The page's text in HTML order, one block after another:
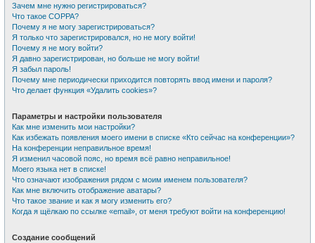
Зачем мне нужно регистрироваться?
Что такое COPPA?
Почему я не могу зарегистрироваться?
Я только что зарегистрировался, но не могу войти!
Почему я не могу войти?
Я давно зарегистрирован, но больше не могу войти!
Я забыл пароль!
Почему мне периодически приходится повторять ввод имени и пароля?
Что делает функция «Удалить cookies»?
Параметры и настройки пользователя
Как мне изменить мои настройки?
Как избежать появления моего имени в списке «Кто сейчас на конференции»?
На конференции неправильное время!
Я изменил часовой пояс, но время всё равно неправильное!
Моего языка нет в списке!
Что означают изображения рядом с моим именем пользователя?
Как мне включить отображение аватары?
Что такое звание и как я могу изменить его?
Когда я щёлкаю по ссылке «email», от меня требуют войти на конференцию!
Создание сообщений